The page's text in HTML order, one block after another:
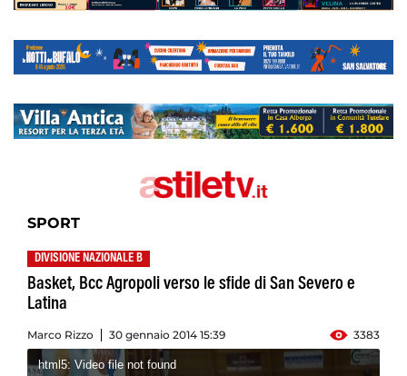
SPORT
DIVISIONE NAZIONALE B
Basket, Bcc Agropoli verso le sfide di San Severo e
Latina
Marco Rizzo 30 gennaio 2014 15:39 3383
html5: Video file not found